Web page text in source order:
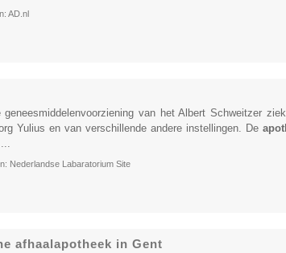
AD.nl
geneesmiddelenvoorziening van het Albert Schweitzer
Yulius en van verschillende andere instellingen. De
Nederlandse Labaratorium Site
afhaalapotheek in Gent